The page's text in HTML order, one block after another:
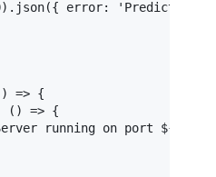
). json({ error:
'Prediction
=> {
() => {
running on port ${port}